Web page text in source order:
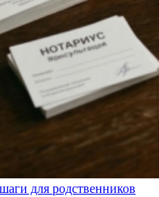
для родственников